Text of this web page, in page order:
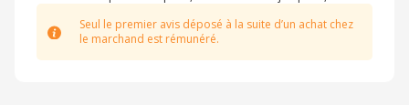
Seul le premier avis déposé à la suite d’un achat chez
le marchand est rémunéré.